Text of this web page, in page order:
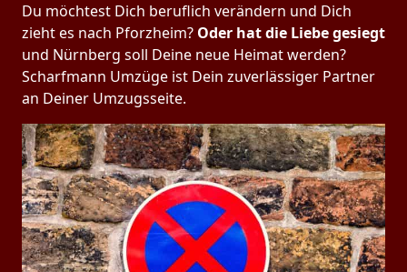
Du möchtest Dich beruflich verändern und Dich
zieht es nach Pforzheim? Oder hat die Liebe gesiegt
und Nürnberg soll Deine neue Heimat werden?
Scharfmann Umzüge ist Dein zuverlässiger Partner
an Deiner Umzugsseite.